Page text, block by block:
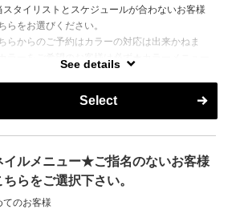
スタイリストとスケジュールが合わないお客様
らをお選びください。
らからのご予約はカラーの対応は出来かねま
カラーをご希望のお客様は必ず★カラーメニュー
時間外はご予約がとりにくい場合がございます。
で調整できる場合もございますので、お気軽に
合わせください。
06-6147-7471
See details
Select
ルメニュー★ご指名のないお客様
ちらをご選択下さい。
てのお客様